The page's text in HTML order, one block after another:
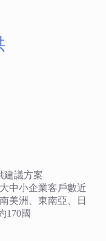
建議方案
中小企業客戶數近
美洲、東南亞、日
170國